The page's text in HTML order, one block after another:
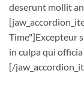
deserunt mollit
Time"]Excepteur
in culpa qui
[/